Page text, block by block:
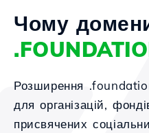
Чому
Розширення
для організацій,
присвячених